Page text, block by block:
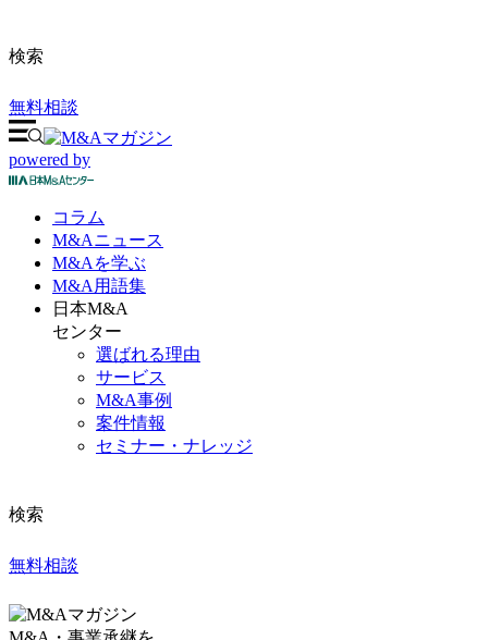
検索
無料相談
powered by
コラム
M&Aニュース
M&Aを学ぶ
M&A 用語集
日本M&A
センター
選ばれる理由
サービス
M&A事例
案件情報
セミナー・ナレッジ
検索
無料相談